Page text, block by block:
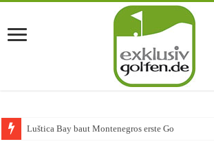
Luštica Bay baut Montenegros erste Golf-